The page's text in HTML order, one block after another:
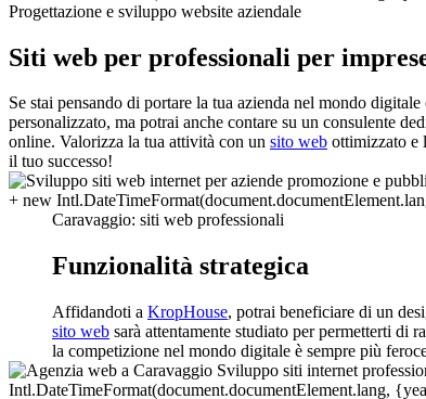
Progettazione e sviluppo website aziendale
Siti web per professionali per
Se stai pensando di portare la tua azienda nel mondo
personalizzato, ma potrai anche contare su un consulente
online. Valorizza la tua attività con un sito web ottimizzato e
il tuo successo!
Caravaggio: siti web professionali
Funzionalità strategica
Affidandoti a KropHouse, potrai beneficiare di un
sito web sarà attentamente studiato per permetterti
la competizione nel mondo digitale è sempre più